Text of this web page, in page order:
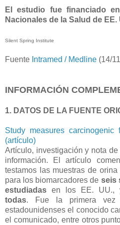
El estudio fue financiado
Nacionales de la Salud de EE.
Silent Spring Institute
Fuente Intramed / Medline (14/
INFORMACIÓN
1. DATOS DE LA FUENTE
Study measures
(artículo)
Artículo, investigación y nota
información. El artículo
testamos las muestras de
para los biomarcadores de seis
estudiadas en los EE. UU.,
todas. Fue la primera
estadounidenses el conocido
el comunicado, entre otros